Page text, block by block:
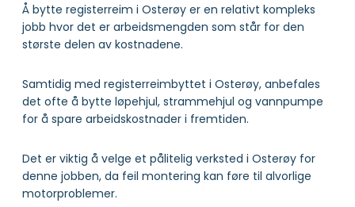
Å bytte registerreim i Osterøy er en relativt kompleks
jobb hvor det er arbeidsmengden som står for den
største delen av kostnadene.
Samtidig med registerreimbyttet i Osterøy, anbefales
det ofte å bytte løpehjul, strammehjul og vannpumpe
for å spare arbeidskostnader i fremtiden.
Det er viktig å velge et pålitelig verksted i Osterøy for
denne jobben, da feil montering kan føre til alvorlige
motorproblemer.